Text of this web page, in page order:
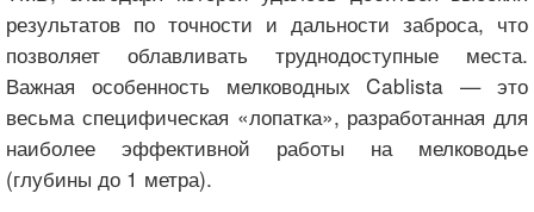
результатов по точности и дальности заброса, что
позволяет облавливать труднодоступные места.
Важная особенность мелководных Cablista — это
весьма специфическая «лопатка», разработанная для
наиболее эффективной работы на мелководье
(глубины до 1 метра).